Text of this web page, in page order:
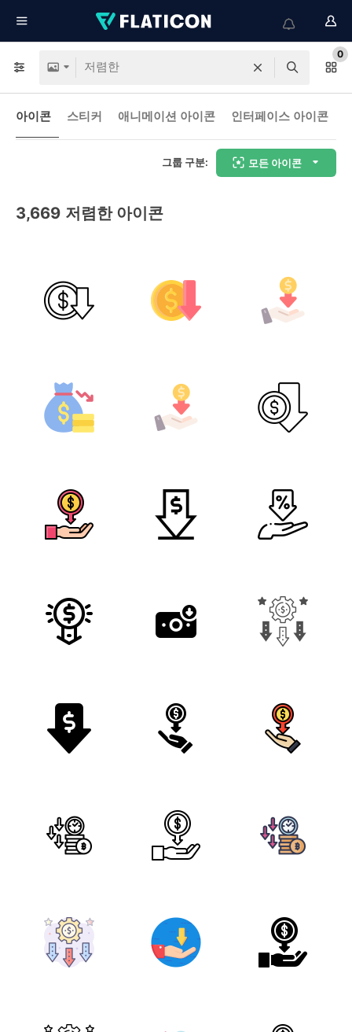
0
아이콘 스티커 애니메이션 아이콘 인터페이스 아이콘
그룹 구분: 모든 아이콘
3,669 저렴한 아이콘